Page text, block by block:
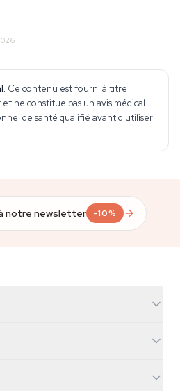
Ce contenu est fourni à titre
ne constitue pas un avis médical.
de santé qualifié avant d'utiliser
notre newsletter -10%